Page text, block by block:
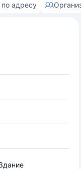
адресу